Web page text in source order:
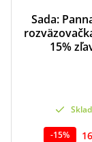
Sada:
15%
-15%